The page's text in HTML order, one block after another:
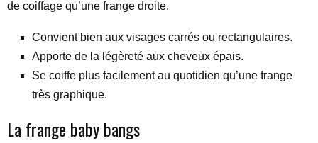
de coiffage qu’une frange droite.
Convient bien aux visages carrés ou rectangulaires.
Apporte de la légèreté aux cheveux épais.
Se coiffe plus facilement au quotidien qu’une frange
très graphique.
La frange baby bangs